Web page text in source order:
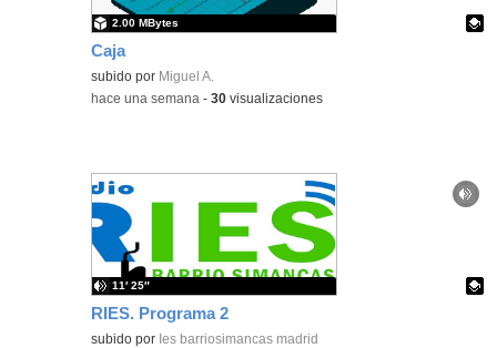
Caja
Contenido educativo.
subido por Miguel A.
2.00 MBytes
-hace una semana -30 visualizaciones
RIES. Programa 2
Contenido educativo.
subido por Ies barriosimancas madrid
11′ 25″